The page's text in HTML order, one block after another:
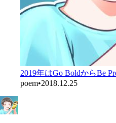
2019年はGo BoldからBe
poem•2018.12.25